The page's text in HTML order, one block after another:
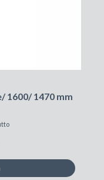
1600/ 1470 mm